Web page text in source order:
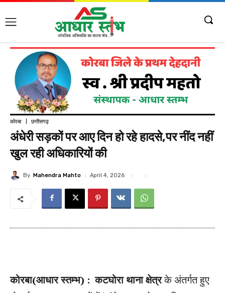
कोरबा छत्तीसगढ़
अंधेरी सड़कों पर आए दिन हो रहे हादसे,पर नींद नहीं
खुल रही अधिकारियों की
By Mahendra Mahto April 4, 2026
कोरबा(आधार स्तम्भ) : कटघोरा थाना क्षेत्रके अंतर्गत हुए